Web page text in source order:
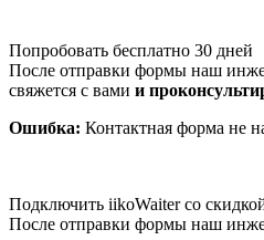
Попробовать бесплатно 30 дней
После отправки формы наш
свяжется с вами и
Ошибка: Контактная форма не
Подключить iikoWaiter со
После отправки формы наш